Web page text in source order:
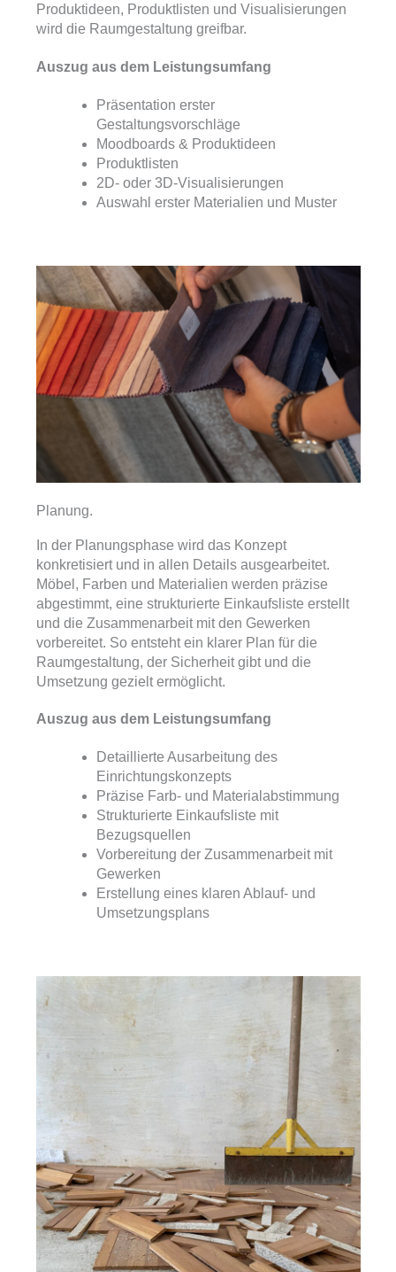
Produktideen, Produktlisten und Visualisierungen
wird die Raumgestaltung greifbar.
Auszug aus dem Leistungsumfang
Präsentation erster
Gestaltungsvorschläge
Moodboards & Produktideen
Produktlisten
2D- oder 3D-Visualisierungen
Auswahl erster Materialien und Muster
Planung.
In der Planungsphase wird das Konzept
konkretisiert und in allen Details ausgearbeitet.
Möbel, Farben und Materialien werden präzise
abgestimmt, eine strukturierte Einkaufsliste erstellt
und die Zusammenarbeit mit den Gewerken
vorbereitet. So entsteht ein klarer Plan für die
Raumgestaltung, der Sicherheit gibt und die
Umsetzung gezielt ermöglicht.
Auszug aus dem Leistungsumfang
Detaillierte Ausarbeitung des
Einrichtungskonzepts
Präzise Farb- und Materialabstimmung
Strukturierte Einkaufsliste mit
Bezugsquellen
Vorbereitung der Zusammenarbeit mit
Gewerken
Erstellung eines klaren Ablauf- und
Umsetzungsplans